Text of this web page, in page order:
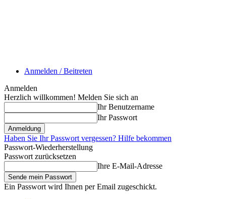
Anmelden / Beitreten
Anmelden
Herzlich willkommen! Melden Sie sich an
Ihr Benutzername
Ihr Passwort
Haben Sie Ihr Passwort vergessen? Hilfe bekommen
Passwort-Wiederherstellung
Passwort zurücksetzen
Ihre E-Mail-Adresse
Ein Passwort wird Ihnen per Email zugeschickt.